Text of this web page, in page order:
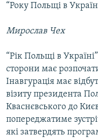
Усі сайти RFE/RL
“Року Польщі в
Мирослав Чех
“Рік Польщі в
сторони має
Інавгурація має
візиту президента
Кваснєвського до
попереджатиме
які затвердять